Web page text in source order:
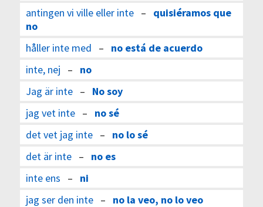
antingen vi ville eller inte– quisiéramos que
no
håller inte med – no está de acuerdo
inte, nej – no
Jag är inte– No soy
jag vet inte– no sé
det vet jag inte– no lo sé
det är inte– no es
inte ens – ni
jag ser den inte– no la veo, no lo veo